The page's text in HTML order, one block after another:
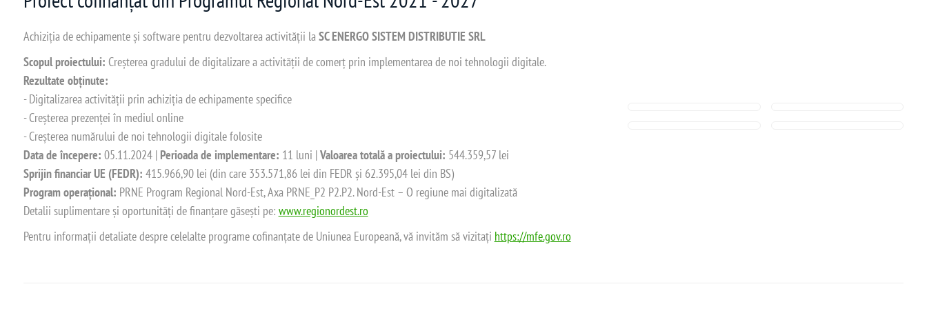
Achiziția de echipamente și software pentru dezvoltarea activității laSC ENERGO SISTEM DISTRIBUTIE SRL
Scopul proiectului: Creșterea gradului de digitalizare a activității de comerț prin implementarea de noi tehnologii digitale.
Rezultate obținute:
- Digitalizarea activității prin achiziția de echipamente specifice
- Creșterea prezenței în mediul online
- Creșterea numărului de noi tehnologii digitale folosite
Data de începere: 05.11.2024 | Perioada de implementare: 11 luni |Valoarea totală a proiectului: 544.359,57 lei
Sprijin financiar UE (FEDR): 415.966,90 lei (din care 353.571,86 lei din FEDR și 62.395,04 lei din BS)
Program operațional: PRNE Program Regional Nord-Est, Axa PRNE_P2 P2.P2. Nord-Est – O regiune mai digitalizată
Detalii suplimentare și oportunități de finanțare găsești pe: www.regionordest.ro
Pentru informații detaliate despre celelalte programe cofinanțate de Uniunea Europeană, vă invităm să vizitați https://mfe.gov.ro